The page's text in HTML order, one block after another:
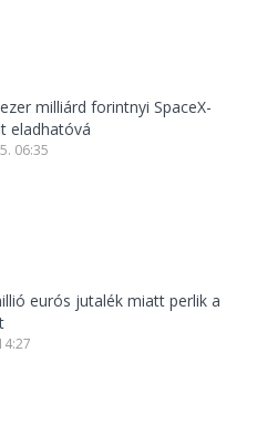
milliárd forintnyi SpaceX-
eladhatóvá
06:35
eurós jutalék miatt perlik a